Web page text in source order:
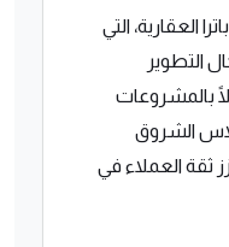
العقارية، التي
التطوير
بالمشروعات
الشروق
ثقة العملاء في